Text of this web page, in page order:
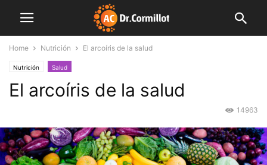
Home Nutrición El arcoíris de la salud
Nutrición Salud
El arcoíris de la salud
14963